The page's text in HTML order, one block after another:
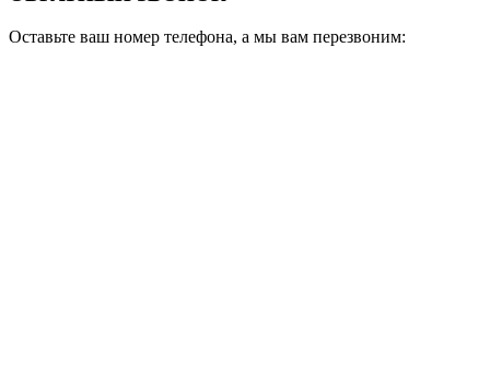
Оставьте ваш номер телефона, а мы вам перезвоним: